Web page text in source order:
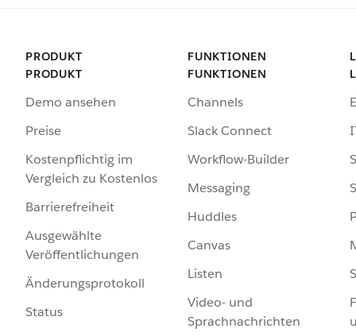
PRODUKT
PRODUKT
Demo ansehen
Preise
Kostenpflichtig im
Vergleich zu Kostenlos
Barrierefreiheit
Ausgewählte
Veröffentlichungen
Änderungsprotokoll
Status
FUNKTIONEN
FUNKTIONEN
Channels
Slack Connect
Workflow-Builder
Messaging
Huddles
Canvas
Listen
Video- und
Sprachnachrichten